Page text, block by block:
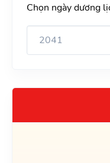
Chọn ngày dương